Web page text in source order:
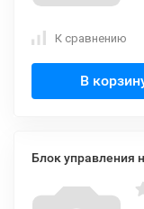
К сравнению
В
Блок